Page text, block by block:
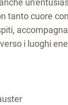
tanto cuore
i luoghi